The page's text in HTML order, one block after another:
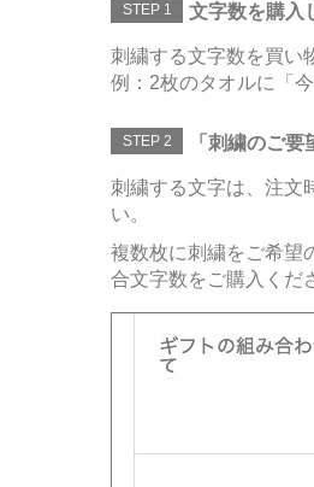
STEP 1 文字数を購入
刺繍する文字数を買い
例：2枚のタオルに「
STEP 2 「刺繍のご
刺繍する文字は、注文
い。
複数枚に刺繍をご希望
合文字数をご購入くだ